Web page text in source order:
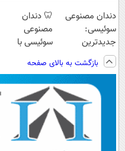
دندان مصنوعی
سوئیسی:
جدیدترین
فناوری اروپا،
سبک و مقاوم |
پرداخت قسطی
🦷 دندان
مصنوعی
سوئیسی با
دیجیتال |
پرداخت در 4
قسط |📍 تهران
بازگشت به بالای صفحه